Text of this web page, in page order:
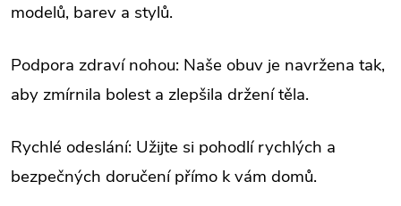
modelů, barev a stylů.
Podpora zdraví nohou: Naše obuv je navržena tak,
aby zmírnila bolest a zlepšila držení těla.
Rychlé odeslání: Užijte si pohodlí rychlých a
bezpečných doručení přímo k vám domů.